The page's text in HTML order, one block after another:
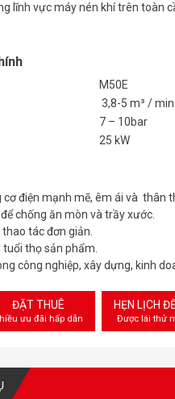
lĩnh vực máy nén khí trên toàn
M50E
3,8-5 m³ / min
7 – 10bar
25 kW
cơ điện mạnh mẽ, êm ái và thân
chống ăn mòn và trầy xước.
tác đơn giản.
thọ sản phẩm.
công nghiệp, xây dựng, kinh
ĐẶT THUÊ
ưu đãi hấp dẫn
HẸN LỊCH
Được lái thử